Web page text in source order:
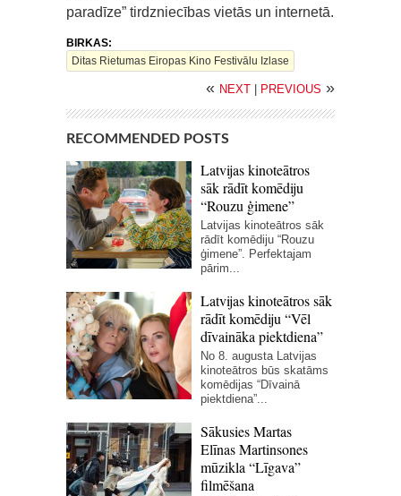
paradīze” tirdzniecības vietās un internetā.
BIRKAS:
Ditas Rietumas Eiropas Kino Festivālu Izlase
« NEXT PREVIOUS »
RECOMMENDED POSTS
Latvijas kinoteātros
sāk rādīt komēdiju
“Rouzu ģimene”
Latvijas kinoteātros sāk
rādīt komēdiju “Rouzu
ģimene”. Perfektajam
pārim...
Latvijas kinoteātros sāk
rādīt komēdiju “Vēl
dīvaināka piektdiena”
No 8. augusta Latvijas
kinoteātros būs skatāms
komēdijas “Dīvainā
piektdiena”...
Sākusies Martas
Elīnas Martinsones
mūzikla “Līgava”
filmēšana